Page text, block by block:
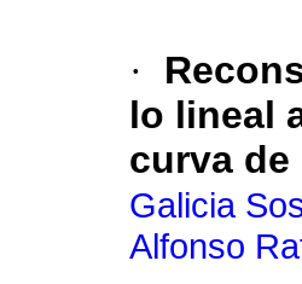
·
lo lineal
curva
Galicia
Alfonso